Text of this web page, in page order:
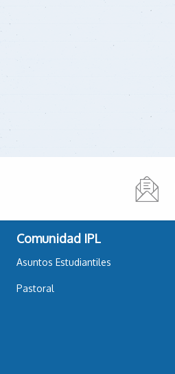
Comunidad IPL
Asuntos Estudiantiles
Pastoral